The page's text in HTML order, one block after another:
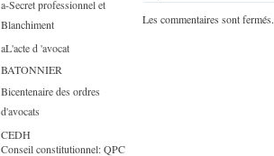
a-Secret professionnel et
Blanchiment
aL'acte d 'avocat
BATONNIER
Bicentenaire des ordres
d'avocats
CEDH
Conseil constitutionnel: QPC
Les commentaires sont fermés.